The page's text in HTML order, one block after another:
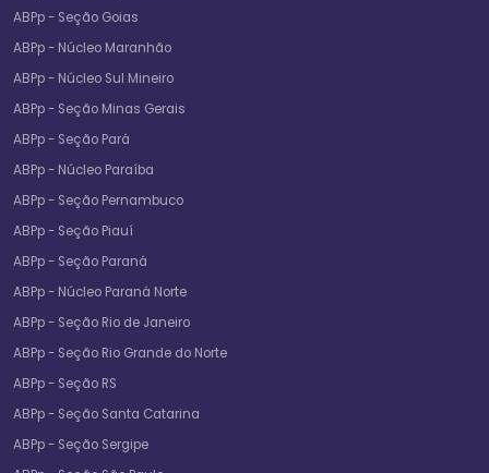
ABPp - Seção Goias
ABPp - Núcleo Maranhão
ABPp - Núcleo Sul Mineiro
ABPp - Seção Minas Gerais
ABPp - Seção Pará
ABPp - Núcleo Paraíba
ABPp - Seção Pernambuco
ABPp - Seção Piauí
ABPp - Seção Paraná
ABPp - Núcleo Paraná Norte
ABPp - Seção Rio de Janeiro
ABPp - Seção Rio Grande do Norte
ABPp - Seção RS
ABPp - Seção Santa Catarina
ABPp - Seção Sergipe